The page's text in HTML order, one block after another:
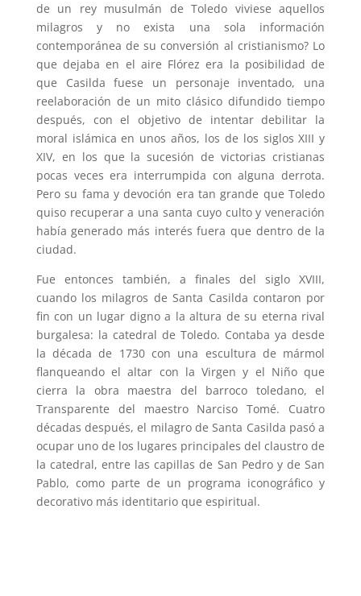
de un rey musulmán de Toledo viviese aquellos
milagros y no exista una sola información
contemporánea de su conversión al cristianismo? Lo
que dejaba en el aire Flórez era la posibilidad de
que Casilda fuese un personaje inventado, una
reelaboración de un mito clásico difundido tiempo
después, con el objetivo de intentar debilitar la
moral islámica en unos años, los de los siglos XIII y
XIV, en los que la sucesión de victorias cristianas
pocas veces era interrumpida con alguna derrota.
Pero su fama y devoción era tan grande que Toledo
quiso recuperar a una santa cuyo culto y veneración
había generado más interés fuera que dentro de la
ciudad.
Fue entonces también, a finales del siglo XVIII,
cuando los milagros de Santa Casilda contaron por
fin con un lugar digno a la altura de su eterna rival
burgalesa: la catedral de Toledo. Contaba ya desde
la década de 1730 con una escultura de mármol
flanqueando el altar con la Virgen y el Niño que
cierra la obra maestra del barroco toledano, el
Transparente del maestro Narciso Tomé. Cuatro
décadas después, el milagro de Santa Casilda pasó a
ocupar uno de los lugares principales del claustro de
la catedral, entre las capillas de San Pedro y de San
Pablo, como parte de un programa iconográfico y
decorativo más identitario que espiritual.